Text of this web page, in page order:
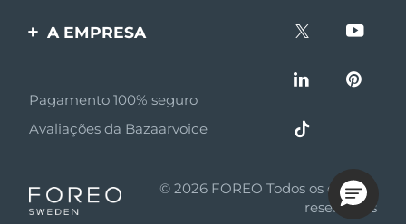
Registro de produto
A EMPRESA
Afiliados
Notícias de afiliados
Parceiro minoritário
Pagamento 100% seguro
Avaliações da Bazaarvoice
© 2026 FOREO Todos os direitos
reservados